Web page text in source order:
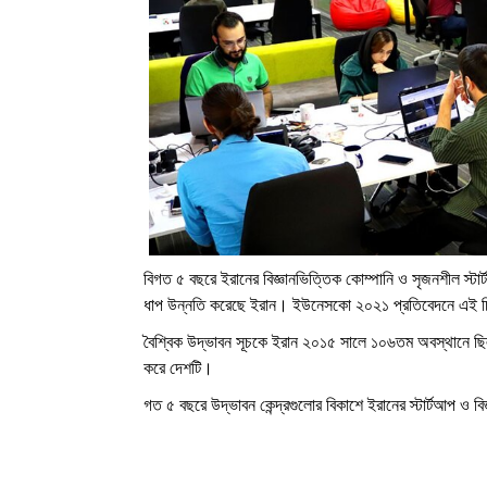
বিগত ৫ বছরে ইরানের বিজ্ঞানভিত্তিক কোম্পানি ও সৃজনশীল
ধাপ উন্নতি করেছে ইরান। ইউনেসকো ২০২১ প্রতিবেদনে এই
বৈশ্বিক উদ্ভাবন সূচকে ইরান ২০১৫ সালে ১০৬তম অবস্থানে
করে দেশটি।
গত ৫ বছরে উদ্ভাবন কেন্দ্রগুলোর বিকাশে ইরানের স্টার্টআপ ও